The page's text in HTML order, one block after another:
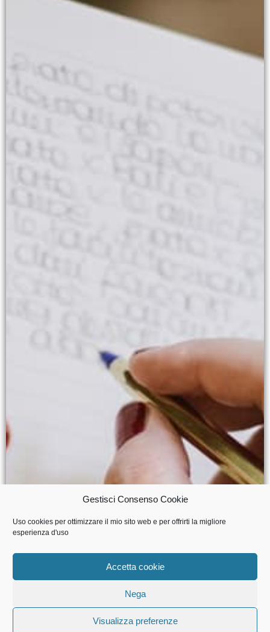
Gestisci Consenso Cookie
Uso cookies per ottimizzare il mio sito web e per offrirti la migliore
esperienza d'uso
Accetta cookie
Nega
Visualizza preferenze